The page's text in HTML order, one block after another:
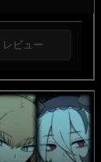
レビュー